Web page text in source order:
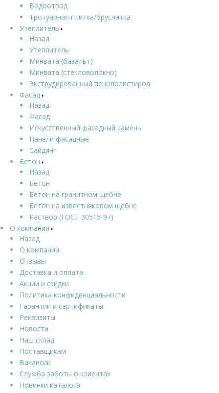
Водоотвод
Тротуарная плитка/брусчатка
Утеплитель
Назад
Утеплитель
Минвата (базальт)
Минвата (стекловолокно)
Экструдированный пенополистирол
Фасад
Назад
Фасад
Искусственный фасадный камень
Панели фасадные
Сайдинг
Бетон
Назад
Бетон
Бетон на гранитном щебне
Бетон на известняковом щебне
Раствор (ГОСТ 30515-97)
О компании
Назад
О компании
Отзывы
Доставка и оплата
Акции и скидки
Политика конфиденциальности
Гарантии и сертификаты
Реквизиты
Новости
Наш склад
Поставщикам
Вакансии
Служба заботы о клиентах
Новинки каталога